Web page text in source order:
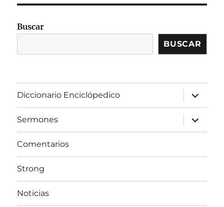
Buscar
BUSCAR
Diccionario Enciclópedico
expandir
el
menú
inferior
Sermones
expandir
el
menú
Comentarios
Strong
Noticias